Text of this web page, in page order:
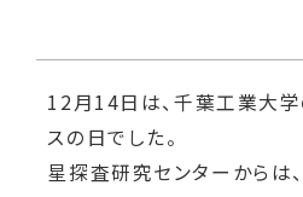
12月14日は、千葉工業大学
スの日でした。
星探査研究センターからは